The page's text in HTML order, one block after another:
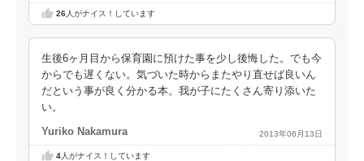
26人がナイス！しています
生後6ヶ月目から保育園に預けた事を少し後悔した。でも今
からでも遅くない。気づいた時からまたやり直せば良いん
だという事が良く分かる本。我が子にたくさん寄り添いた
い。
Yuriko Nakamura 2013年06月13日
4人がナイス！しています